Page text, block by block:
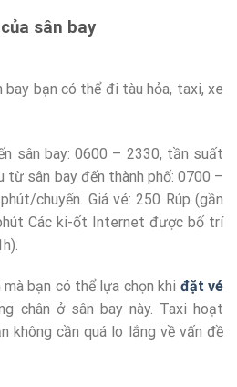
sân bay
bay bạn có thể đi tàu hỏa, taxi, xe
sân bay: 0600 – 2330, tần suất
từ sân bay đến thành phố: 0700 –
chuyến. Giá vé: 250 Rúp (gần
Các ki-ốt Internet được bố trí
bạn có thể lựa chọn khi đặt vé
chân ở sân bay này. Taxi hoạt
không cần quá lo lắng về vấn đề